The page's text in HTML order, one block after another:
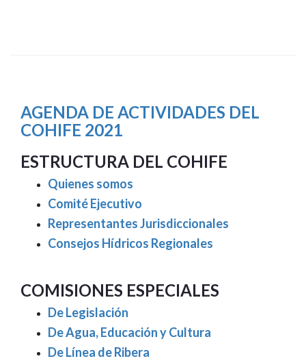
AGENDA DE ACTIVIDADES DEL
COHIFE 2021
ESTRUCTURA DEL COHIFE
Quienes somos
Comité Ejecutivo
Representantes Jurisdiccionales
Consejos Hídricos Regionales
COMISIONES ESPECIALES
De Legislación
De Agua, Educación y Cultura
De Línea de Ribera